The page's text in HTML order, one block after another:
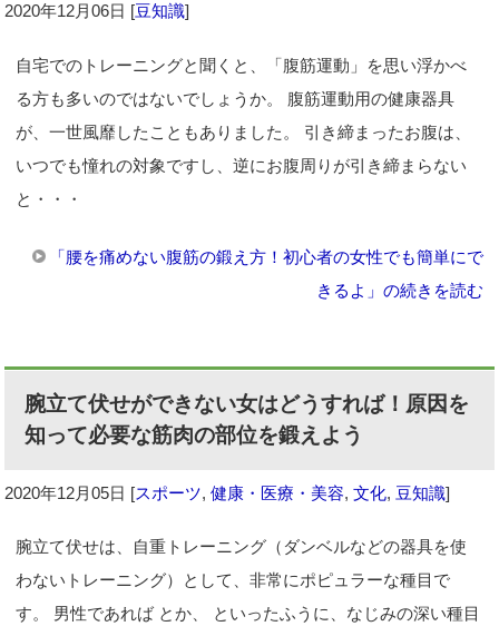
2020年12月06日 [豆知識]
自宅でのトレーニングと聞くと、「腹筋運動」を思い浮かべ
る方も多いのではないでしょうか。 腹筋運動用の健康器具
が、一世風靡したこともありました。 引き締まったお腹は、
いつでも憧れの対象ですし、逆にお腹周りが引き締まらない
と・・・
「腰を痛めない腹筋の鍛え方！初心者の女性でも簡単にで
きるよ」の続きを読む
腕立て伏せができない女はどうすれば！原因を
知って必要な筋肉の部位を鍛えよう
2020年12月05日 [スポーツ,健康・医療・美容,文化, 豆知識]
腕立て伏せは、自重トレーニング（ダンベルなどの器具を使
わないトレーニング）として、非常にポピュラーな種目で
す。 男性であれば とか、 といったふうに、なじみの深い種目